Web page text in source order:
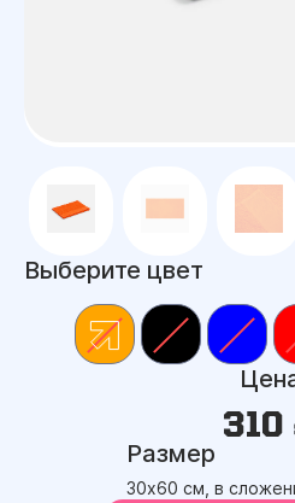
Выберите цвет
310
Размер
30х60 см, в